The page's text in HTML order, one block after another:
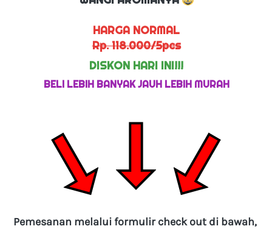
HARGA NORMAL
Rp. 118.000/5pcs
DISKON HARI INI!!!
BELI LEBIH BANYAK JAUH LEBIH MURAH
Pemesanan melalui formulir check out di bawah,